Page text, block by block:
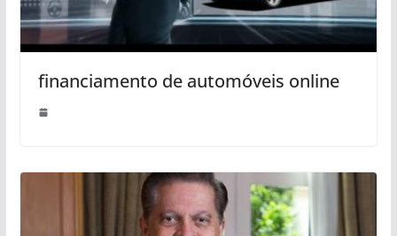
financiamento de automóveis online